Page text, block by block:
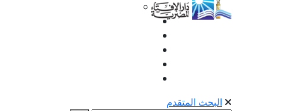
البحث المتقدم